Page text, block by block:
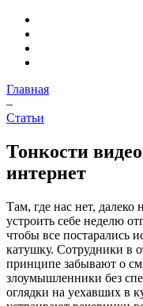
Главная
–
Статьи
Тонкости
интернет
Там, где нас нет, далеко
устроить себе неделю
чтобы все постарались
катушку. Сотрудники в
принципе забывают о
злоумышленники без
оглядки на уехавших в